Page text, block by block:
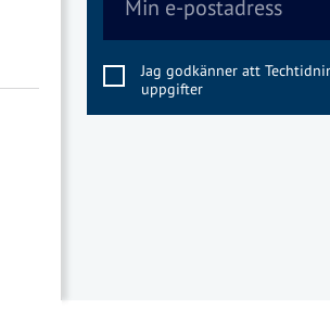
Jag godkänner att
uppgifter